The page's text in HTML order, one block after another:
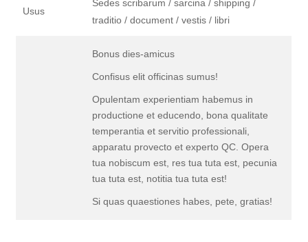
Usus
Sedes scribarum / sarcina / shipping /
traditio / document / vestis / libri
Bonus dies-amicus
Confisus elit officinas sumus!
Opulentam experientiam habemus in
productione et educendo, bona qualitate
temperantia et servitio professionali,
apparatu provecto et experto QC. Opera
tua nobiscum est, res tua tuta est, pecunia
tua tuta est, notitia tua tuta est!
Si quas quaestiones habes, pete, gratias!